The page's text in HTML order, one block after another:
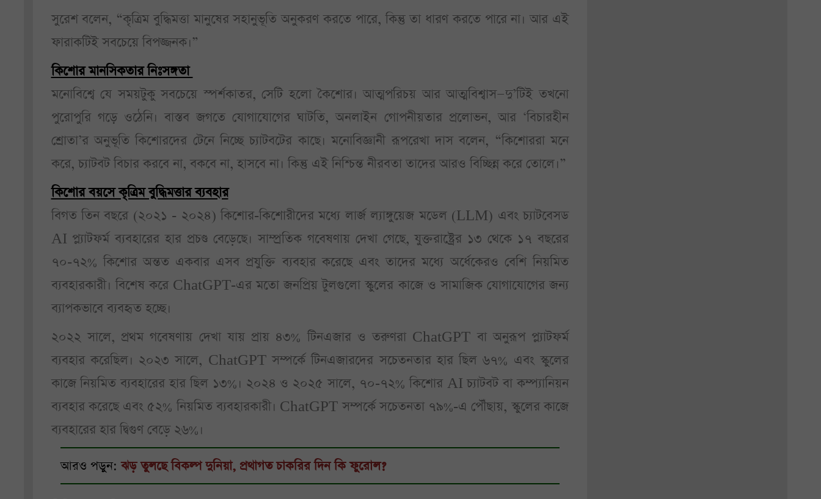
সুরেশ বলেন, “কৃত্রিম বুদ্ধিমত্তা মানুষের সহানুভূতি অনুকরণ করতে পারে, কিন্তু তা ধারণ করতে পারে না। আর এই
ফারাকটিই সবচেয়ে বিপজ্জনক।”
কিশোর মানসিকতার নিঃসঙ্গতা
মনোবিশ্বে যে সময়টুকু সবচেয়ে স্পর্শকাতর, সেটি হলো কৈশোর। আত্মপরিচয় আর আত্মবিশ্বাস—দু’টিই তখনো
পুরোপুরি গড়ে ওঠেনি। বাস্তব জগতে যোগাযোগের ঘাটতি, অনলাইন গোপনীয়তার প্রলোভন, আর ‘বিচারহীন
শ্রোতা’র অনুভূতি কিশোরদের টেনে নিচ্ছে চ্যাটবটের কাছে। মনোবিজ্ঞানী রূপরেখা দাস বলেন, “কিশোররা মনে
করে, চ্যাটবট বিচার করবে না, বকবে না, হাসবে না। কিন্তু এই নিশ্চিন্ত নীরবতা তাদের আরও বিচ্ছিন্ন করে তোলে।”
কিশোর বয়সে কৃত্রিম বুদ্ধিমত্তার ব্যবহার
বিগত তিন বছরে (২০২১ - ২০২৪) কিশোর-কিশোরীদের মধ্যে লার্জ ল্যাঙ্গুয়েজ মডেল (LLM) এবং চ্যাটবেসড
AI প্ল্যাটফর্ম ব্যবহারের হার প্রচণ্ড বেড়েছে। সাম্প্রতিক গবেষণায় দেখা গেছে, যুক্তরাষ্ট্রের ১৩ থেকে ১৭ বছরের
৭০-৭২% কিশোর অন্তত একবার এসব প্রযুক্তি ব্যবহার করেছে এবং তাদের মধ্যে অর্ধেকেরও বেশি নিয়মিত
ব্যবহারকারী। বিশেষ করে ChatGPT-এর মতো জনপ্রিয় টুলগুলো স্কুলের কাজে ও সামাজিক যোগাযোগের জন্য
ব্যাপকভাবে ব্যবহৃত হচ্ছে।
২০২২ সালে, প্রথম গবেষণায় দেখা যায় প্রায় ৪৩% টিনএজার ও তরুণরা ChatGPT বা অনুরূপ প্ল্যাটফর্ম
ব্যবহার করেছিল। ২০২৩ সালে, ChatGPT সম্পর্কে টিনএজারদের সচেতনতার হার ছিল ৬৭% এবং স্কুলের
কাজে নিয়মিত ব্যবহারের হার ছিল ১৩%। ২০২৪ ও ২০২৫ সালে, ৭০-৭২% কিশোর AI চ্যাটবট বা কম্প্যানিয়ন
ব্যবহার করেছে এবং ৫২% নিয়মিত ব্যবহারকারী। ChatGPT সম্পর্কে সচেতনতা ৭৯%-এ পৌঁছায়, স্কুলের কাজে
ব্যবহারের হার দ্বিগুণ বেড়ে ২৬%।
আরও পড়ুন: ঝড় তুলছে বিকল্প দুনিয়া, প্রথাগত চাকরির দিন কি ফুরোল?